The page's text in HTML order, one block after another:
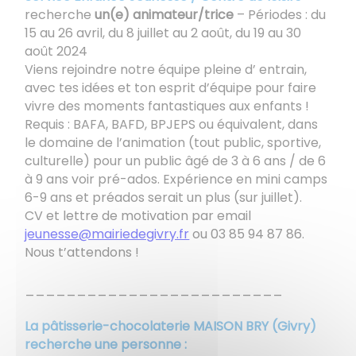
rechercheun(e) animateur/trice – Périodes : du
15 au 26 avril, du 8 juillet au 2 août, du 19 au 30
août 2024
Viens rejoindre notre équipe pleine d’ entrain,
avec tes idées et ton esprit d’équipe pour faire
vivre des moments fantastiques aux enfants !
Requis : BAFA, BAFD, BPJEPS ou équivalent, dans
le domaine de l’animation (tout public, sportive,
culturelle) pour un public âgé de 3 à 6 ans / de 6
à 9 ans voir pré-ados. Expérience en mini camps
6-9 ans et préados serait un plus (sur juillet).
CV et lettre de motivation par email
jeunesse@mairiedegivry.fr ou 03 85 94 87 86.
Nous t’attendons !
La pâtisserie-chocolaterie MAISON BRY (Givry)
recherche une personne :